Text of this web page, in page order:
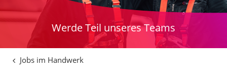
Werde Teil unseres Teams
Jobs im Handwerk